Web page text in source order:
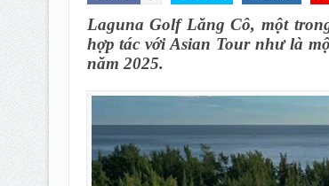
Laguna Golf Lăng Cô, một
hợp tác với Asian Tour như là
năm 2025.